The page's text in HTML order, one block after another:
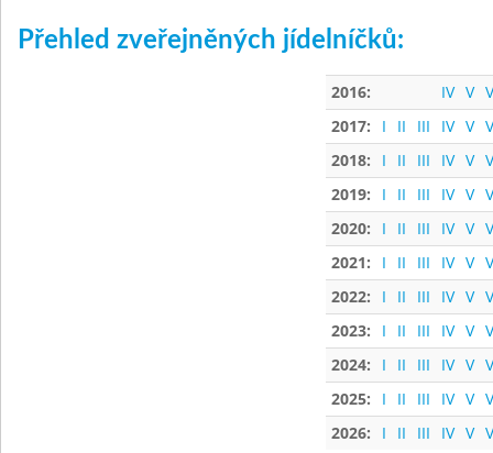
Přehled zveřejněných jídelníčků:
2016: IV V
2017:
I II III IV V
2018:
I II III IV V
2019:
I II III IV V
2020:
I II III IV V
2021:
I II III IV V
2022:
I II III IV V
2023:
I II III IV V
2024:
I II III IV V
2025:
I II III IV V
2026:
I II III IV V